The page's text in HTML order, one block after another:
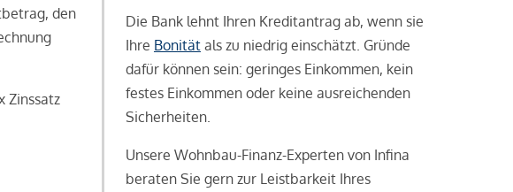
den
Zinssatz
Die Bank lehnt Ihren Kreditantrag ab, wenn sie
Ihre Bonitätals zu niedrig einschätzt. Gründe
dafür können sein: geringes Einkommen, kein
festes Einkommen oder keine ausreichenden
Sicherheiten.
Unsere Wohnbau-Finanz-Experten von Infina
beraten Sie gern zur Leistbarkeit Ihres